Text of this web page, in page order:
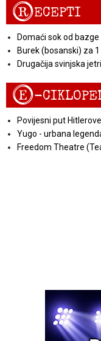
RECEPTI
Domaći sok od bazge
Burek (bosanski) za
Drugačija svinjska
E-
Povijesni put
Yugo - urbana
Freedom Theatre